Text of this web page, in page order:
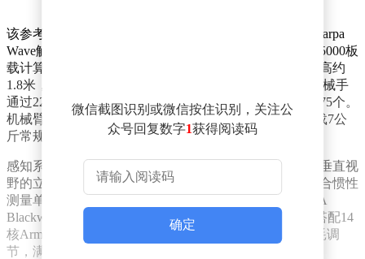
该参考设计整合了宇树科技H2 Plus人形机器人本体与Sharpa
Wave触觉五指灵巧手，搭载NVIDIA Jetson AGX Thor T5000板
载计算单元，形成软硬件一体化的完整系统。机器人身高约
1.8米，体重68千克，全身配备31个运动关节，其中双机械手
通过22个自由度实现精细操作，使整体运动自由度达到75个。
机械臂最大扭矩120牛·米，腿部扭矩达360牛·米，可承载7公
斤常规负载，峰值负载能力提升至15公斤。
感知系统方面，机器人头部配备140度水平视野、102度垂直视
野的立体摄像头，腕部集成近距离操作专用摄像头，配合惯性
测量单元实现三维空间运动追踪。计算平台采用NVIDIA
Blackwell架构GPU，提供2070 FP4 teraflops的AI算力，搭配14
核Arm处理器和128GB统一内存，支持40-130瓦动态功耗调
节，满足实时传感器数据处理与机器人推理需求。
微信截图识别或微信按住识别，关注公
众号回复数字1获得阅读码
确定